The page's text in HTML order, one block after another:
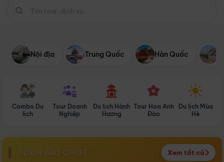
Nội địa Trung Quốc Hàn Quốc
Combo Du
lịch
Tour Doanh
Nghiệp
Du lịch Hành
Hương
Tour Hoa Anh
Đào
Du lịch Mùa
Hè
TOUR GIỜ CHÓT Xem tất cả
Điểm nổi bật